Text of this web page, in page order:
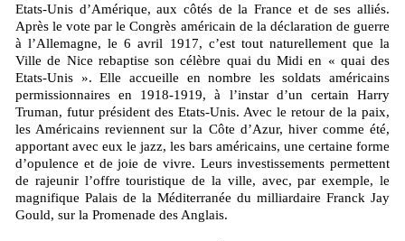
Etats-Unis d’Amérique, aux côtés de la France et de ses alliés.
Après le vote par le Congrès américain de la déclaration de guerre
à l’Allemagne, le 6 avril 1917, c’est tout naturellement que la
Ville de Nice rebaptise son célèbre quai du Midi en « quai des
Etats-Unis ». Elle accueille en nombre les soldats américains
permissionnaires en 1918-1919, à l’instar d’un certain Harry
Truman, futur président des Etats-Unis. Avec le retour de la paix,
les Américains reviennent sur la Côte d’Azur, hiver comme été,
apportant avec eux le jazz, les bars américains, une certaine forme
d’opulence et de joie de vivre. Leurs investissements permettent
de rajeunir l’offre touristique de la ville, avec, par exemple, le
magnifique Palais de la Méditerranée du milliardaire Franck Jay
Gould, sur la Promenade des Anglais.